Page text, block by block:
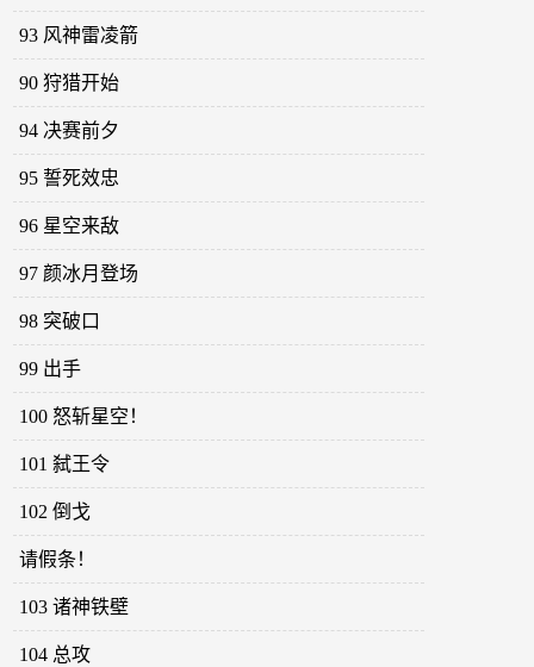
93 风神雷凌箭
90 狩猎开始
94 决赛前夕
95 誓死效忠
96 星空来敌
97 颜冰月登场
98 突破口
99 出手
100 怒斩星空！
101 弑王令
102 倒戈
请假条！
103 诸神铁壁
104 总攻